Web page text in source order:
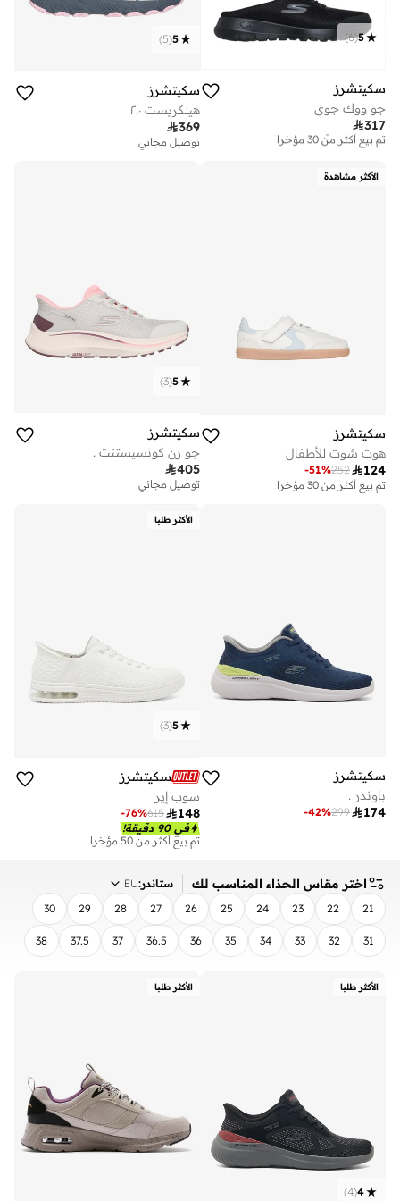
5
(
6
)
سكيتشرز
جو ووك جوي
317
توصيل مجاني
تم بيع أكثر من 30 مؤخرا
5
(
5
)
سكيتشرز
هيلكريست ٢.٠
369
توصيل مجاني
الأكثر مشاهدة
سكيتشرز
هوت شوت للأطفال
124
252
-51%
تم بيع أكثر من 30 مؤخرا
5
(
3
)
سكيتشرز
جو رن كونسيستنت .
405
توصيل مجاني
سكيتشرز
باوندر .
174
299
-42%
الأكثر طلبا
5
(
3
)
سكيتشرز
سوب إير
148
615
-76%
في 90 دقيقة!
تم بيع أكثر من 50 مؤخرا
اختر مقاس الحذاء المناسب لك ستاندر:
EU
21
22
23
24
25
26
27
28
29
30
31
32
33
34
35
36
36.5
37
37.5
38
الأكثر طلبا
4
(
4
)
الأكثر طلبا